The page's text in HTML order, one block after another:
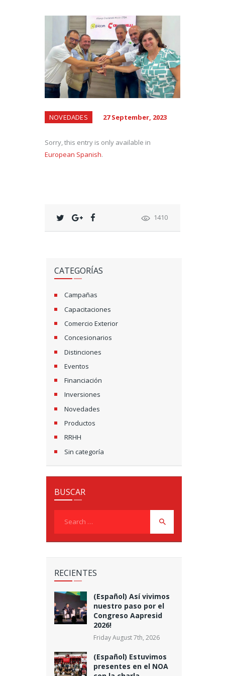
NOVEDADES 27 September, 2023
Sorry, this entry is only available in
European Spanish.
1410
CATEGORÍAS
Campañas
Capacitaciones
Comercio Exterior
Concesionarios
Distinciones
Eventos
Financiación
Inversiones
Novedades
Productos
RRHH
Sin categoría
BUSCAR
RECIENTES
(Español) Así vivimos
nuestro paso por el
Congreso Aapresid
2026!
Friday August 7th, 2026
(Español) Estuvimos
presentes en el NOA